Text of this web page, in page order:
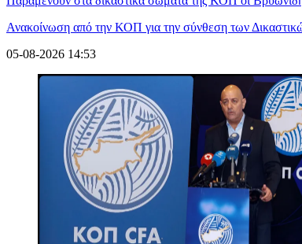
Ανακοίνωση από την ΚΟΠ για την σύνθεση των
05-08-2026 14:53